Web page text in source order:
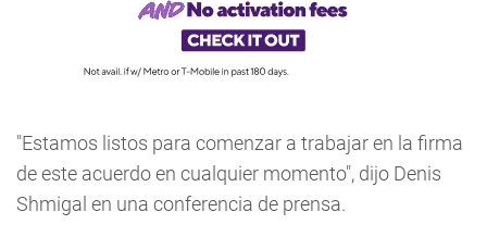
"Estamos listos para comenzar a trabajar en la firma
de este acuerdo en cualquier momento", dijo Denis
Shmigal en una conferencia de prensa.